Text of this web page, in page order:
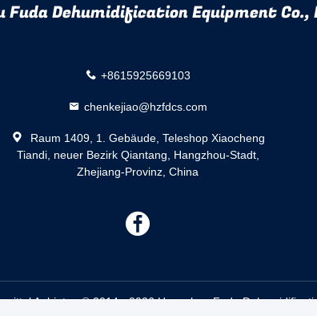
Fuda Dehumidification Equipment Co.,
+8615925669103
chenkejiao@hzfdcs.com
Raum 1409, 1. Gebäude, Teleshop Xiaocheng
Tiandi, neuer Bezirk Qiantang, Hangzhou-Stadt,
Zhejiang-Provinz, China
述
Anbieter. © 2014 - 2026 Hangzhou Fuda